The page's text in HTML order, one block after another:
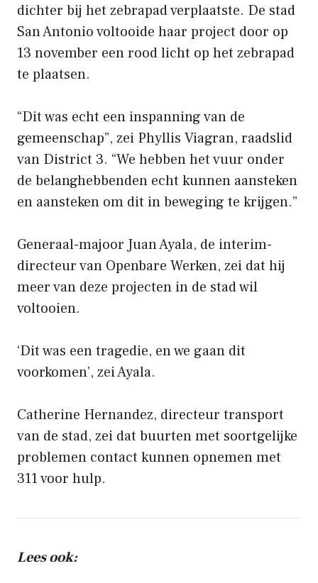
dichter bij het zebrapad verplaatste. De stad
San Antonio voltooide haar project door op
13 november een rood licht op het zebrapad
te plaatsen.
“Dit was echt een inspanning van de
gemeenschap”, zei Phyllis Viagran, raadslid
van District 3. “We hebben het vuur onder
de belanghebbenden echt kunnen aansteken
en aansteken om dit in beweging te krijgen.”
Generaal-majoor Juan Ayala, de interim-
directeur van Openbare Werken, zei dat hij
meer van deze projecten in de stad wil
voltooien.
‘Dit was een tragedie, en we gaan dit
voorkomen’, zei Ayala.
Catherine Hernandez, directeur transport
van de stad, zei dat buurten met soortgelijke
problemen contact kunnen opnemen met
311 voor hulp.
Lees ook: